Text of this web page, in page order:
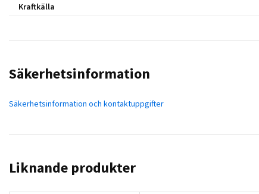
Kraftkälla
Säkerhetsinformation
Säkerhetsinformation och kontaktuppgifter
Liknande produkter